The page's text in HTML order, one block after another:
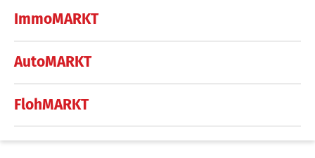
ImmoMARKT
AutoMARKT
FlohMARKT